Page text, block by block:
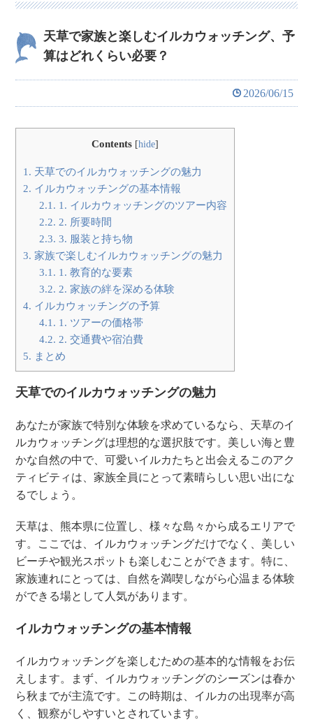
天草で家族と楽しむイルカウォッチング、予
算はどれくらい必要？
2026/06/15
Contents [hide]
1. 天草でのイルカウォッチングの魅力
2. イルカウォッチングの基本情報
2.1. 1. イルカウォッチングのツアー内容
2.2. 2. 所要時間
2.3. 3. 服装と持ち物
3. 家族で楽しむイルカウォッチングの魅力
3.1. 1. 教育的な要素
3.2. 2. 家族の絆を深める体験
4. イルカウォッチングの予算
4.1. 1. ツアーの価格帯
4.2. 2. 交通費や宿泊費
5. まとめ
天草でのイルカウォッチングの魅力
あなたが家族で特別な体験を求めているなら、天草のイ
ルカウォッチングは理想的な選択肢です。美しい海と豊
かな自然の中で、可愛いイルカたちと出会えるこのアク
ティビティは、家族全員にとって素晴らしい思い出にな
るでしょう。
天草は、熊本県に位置し、様々な島々から成るエリアで
す。ここでは、イルカウォッチングだけでなく、美しい
ビーチや観光スポットも楽しむことができます。特に、
家族連れにとっては、自然を満喫しながら心温まる体験
ができる場として人気があります。
イルカウォッチングの基本情報
イルカウォッチングを楽しむための基本的な情報をお伝
えします。まず、イルカウォッチングのシーズンは春か
ら秋までが主流です。この時期は、イルカの出現率が高
く、観察がしやすいとされています。